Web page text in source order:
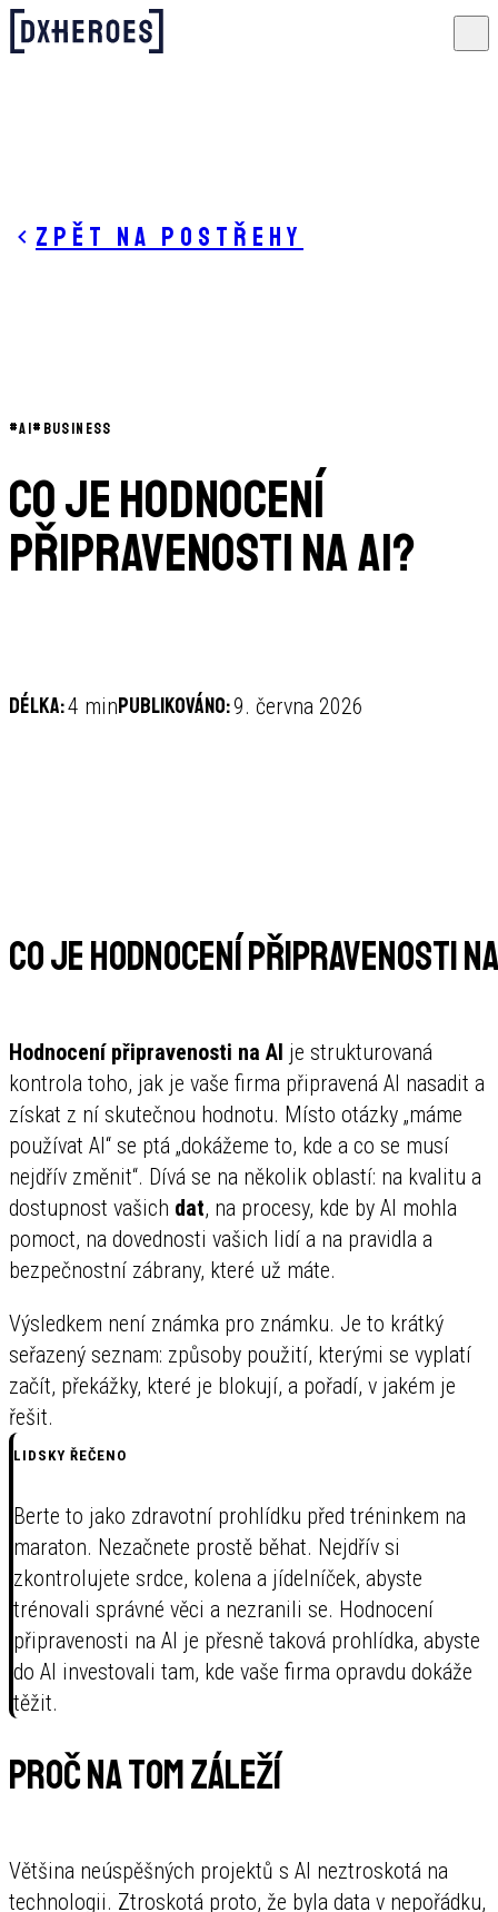
Zpět na postřehy
#AI# BUSINESS
Co je hodnocení
připravenosti na AI?
Délka:4 minPublikováno:9. června 2026
Co je hodnocení připravenosti
Hodnocení připravenosti na AI je strukturovaná
kontrola toho, jak je vaše firma připravená AI nasadit a
získat z ní skutečnou hodnotu. Místo otázky „máme
používat AI“ se ptá „dokážeme to, kde a co se musí
nejdřív změnit“. Dívá se na několik oblastí: na kvalitu a
dostupnost vašich dat, na procesy, kde by AI mohla
pomoct, na dovednosti vašich lidí a na pravidla a
bezpečnostní zábrany, které už máte.
Výsledkem není známka pro známku. Je to krátký
seřazený seznam: způsoby použití, kterými se vyplatí
začít, překážky, které je blokují, a pořadí, v jakém je
řešit.
LIDSKY ŘEČENO
Berte to jako zdravotní prohlídku před tréninkem na
maraton. Nezačnete prostě běhat. Nejdřív si
zkontrolujete srdce, kolena a jídelníček, abyste
trénovali správné věci a nezranili se. Hodnocení
připravenosti na AI je přesně taková prohlídka, abyste
do AI investovali tam, kde vaše firma opravdu dokáže
těžit.
Proč na tom záleží
Většina neúspěšných projektů s AI neztroskotá na
technologii. Ztroskotá proto, že byla data v nepořádku,